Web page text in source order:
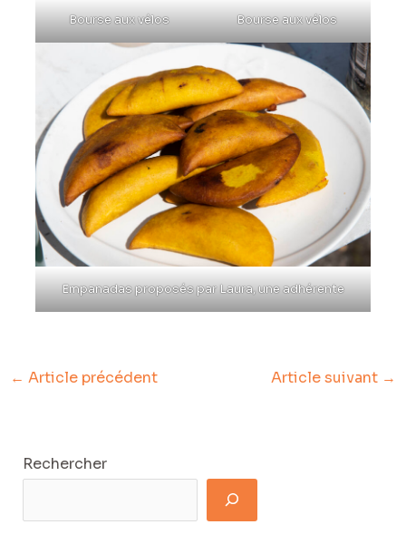
Bourse aux vélos Bourse aux vélos
Empanadas proposés par Laura, une adhérente
← Article précédent Article suivant →
Rechercher